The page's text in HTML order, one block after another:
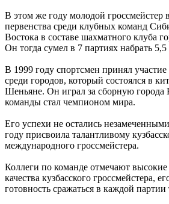
В этом же году молодой гроссмейстер
первенства среди клубных команд
Востока в составе шахматного клуба
Он тогда сумел в 7 партиях набрать 5,5
В 1999 году спортсмен принял
среди городов, который состоялся в
Шеньяне. Он играл за сборную города
команды стал чемпионом мира.
Его успехи не остались
году присвоила талантливому
международного гроссмейстера.
Коллеги по команде отмечают
качества кузбасского гроссмейстера,
готовность сражаться в каждой партии